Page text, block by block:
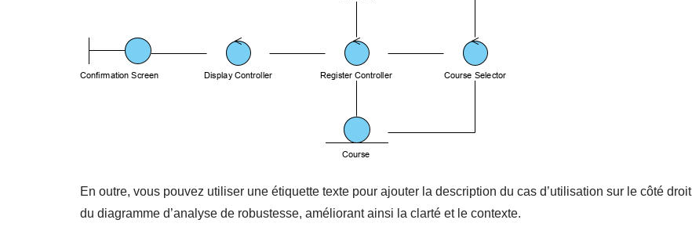
En outre, vous pouvez utiliser une étiquette texte pour ajouter la description du cas d’utilisation sur le côté droit
du diagramme d’analyse de robustesse, améliorant ainsi la clarté et le contexte.